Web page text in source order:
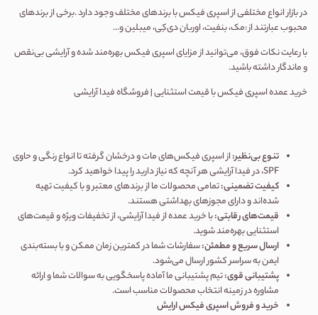
در بازار انواع مختلفی از اسپری فیکس با برندهای مختلف وجود دارد.برخی از برندهای
محبوب عبارتند از:مک، بنفیت، اوربان دی‌کِی، میبلین و...
با رعایت نکات فوق، می‌توانید از مزایای اسپری فیکس بهره‌مند شده و آرایشی بی‌نقص
و ماندگار داشته باشید.
خرید عمده اسپری فیکس با قیمت استثنایی | فروشگاه فیدا آرایشی
تنوع بی‌نظیر:از اسپری فیکس‌های مات و درخشان گرفته تا انواع رنگی و حاوی
SPF، در فیدا آرایشی هر آنچه که نیاز دارید را پیدا خواهید کرد.
کیفیت تضمینی:تمامی محصولات ما از برندهای معتبر و با کیفیت تهیه
شده‌اند و دارای مجوزهای بهداشتی هستند.
قیمت‌های رقابتی:با خرید عمده از فیدا آرایشی، از تخفیفات ویژه و قیمت‌های
استثنایی بهره‌مند شوید.
ارسال سریع و مطمئن:سفارشات شما در کمترین زمان ممکن و با بسته‌بندی
ایمن به سراسر کشور ارسال می‌شود.
پشتیبانی قوی:تیم پشتیبانی ما آماده پاسخگویی به سوالات شما و ارائه
مشاوره در زمینه انتخاب محصولات مناسب است.
خرید و فروش اسپری فیکس ارایش